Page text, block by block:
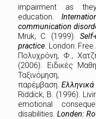
impairment as
education.
communication
Mruk, C. (1999).
practice. London:
Πολυχρόνη, Φ.,
(2006). Ειδικές
παρέμβαση. Ελληνικά
Riddick, B. (1996).
emotional
disabilities. Londen: